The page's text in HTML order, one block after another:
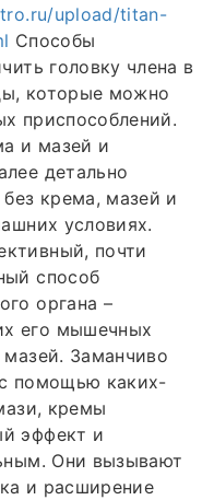
upload/titan-
Способы
головку члена в
которые можно
приспособлений.
и мазей и
детально
крема, мазей и
условиях.
почти
способ
органа –
его мышечных
Заманчиво
с помощью каких-
кремы
эффект и
Они вызывают
и расширение